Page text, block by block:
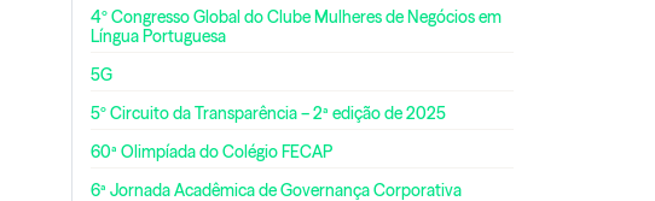
4º Congresso Global do Clube Mulheres de Negócios em
Língua Portuguesa
5G
5º Circuito da Transparência – 2ª edição de 2025
60ª Olimpíada do Colégio FECAP
6ª Jornada Acadêmica de Governança Corporativa